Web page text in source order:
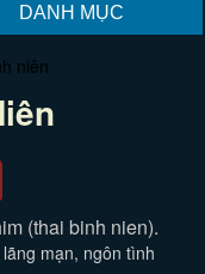
DANH MỤC
(thai binh nien).
mạn, ngôn tình